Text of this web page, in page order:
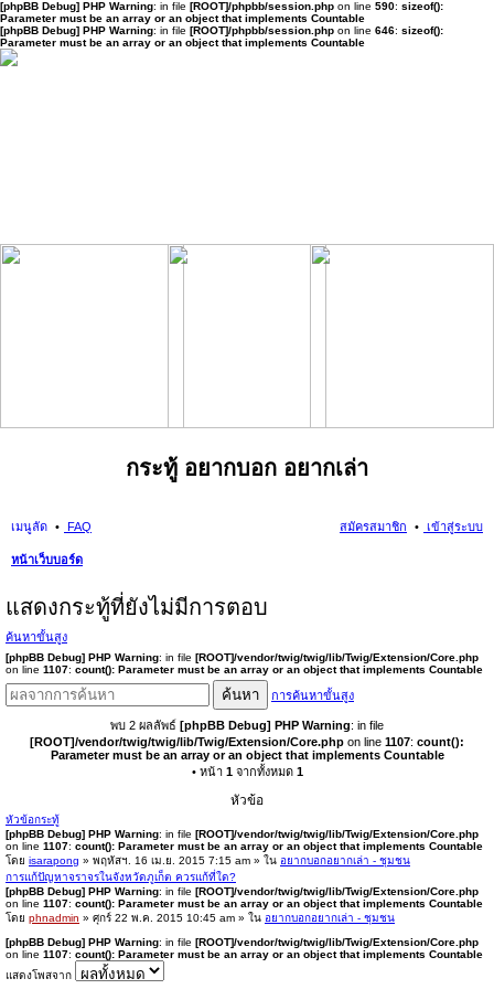
[phpBB Debug] PHP Warning: in file [ROOT]/phpbb/session.php on line 590: sizeof():
Parameter must be an array or an object that implements Countable
[phpBB Debug] PHP Warning: in file [ROOT]/phpbb/session.php on line 646: sizeof():
Parameter must be an array or an object that implements Countable
กระทู้ อยากบอก อยากเล่า
เมนูลัด FAQ เข้าสู่ระบบ
สมัครสมาชิก
หน้าเว็บบอร์ด
แสดงกระทู้ที่ยังไม่มีการตอบ
ค้นหาขั้นสูง
[phpBB Debug] PHP Warning: in file [ROOT]/vendor/twig/twig/lib/Twig/Extension/Core.php
on line 1107: count(): Parameter must be an array or an object that implements Countable
ค้นหา การค้นหาขั้นสูง
พบ 2 ผลลัพธ์ [phpBB Debug] PHP Warning: in file
[ROOT]/vendor/twig/twig/lib/Twig/Extension/Core.php on line 1107: count():
Parameter must be an array or an object that implements Countable
• หน้า 1จากทั้งหมด 1
หัวข้อ
หัวข้อกระทู้
[phpBB Debug] PHP Warning: in file [ROOT]/vendor/twig/twig/lib/Twig/Extension/Core.php
on line 1107: count(): Parameter must be an array or an object that implements Countable
โดย isarapong » พฤหัสฯ. 16 เม.ย. 2015 7:15 am » ใน อยากบอกอยากเล่า - ชุมชน
การแก้ปัญหาจราจรในจังหวัดภูเก็ต ควรแก้ที่ใด?
[phpBB Debug] PHP Warning: in file [ROOT]/vendor/twig/twig/lib/Twig/Extension/Core.php
on line 1107: count(): Parameter must be an array or an object that implements Countable
โดย phnadmin » ศุกร์ 22 พ.ค. 2015 10:45 am » ใน อยากบอกอยากเล่า - ชุมชน
[phpBB Debug] PHP Warning: in file [ROOT]/vendor/twig/twig/lib/Twig/Extension/Core.php
on line 1107: count(): Parameter must be an array or an object that implements Countable
แสดงโพสจาก